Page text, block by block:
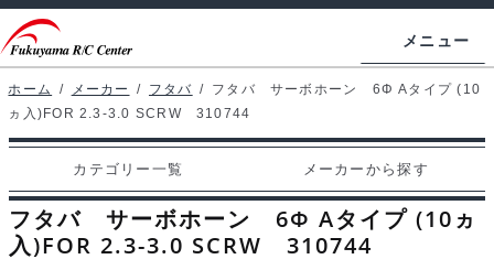
ビ
ゲ
ー
シ
ン
へ
ン
テ
ン
ツ
ス
キ
メニュー
ホームページ
マイアカウント
カート
支払い
ホーム / メーカー / フタバ / フタバ サーボホーン 6Φ Aタイプ (10
ヵ入)FOR 2.3-3.0 SCRW 310744
カテゴリー一覧 メーカーから探す
フタバ サーボホーン 6Φ Aタイプ (10ヵ
入)FOR 2.3-3.0 SCRW 310744